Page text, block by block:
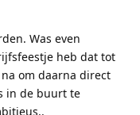
Was even
heb dat tot
om daarna direct
in de buurt te